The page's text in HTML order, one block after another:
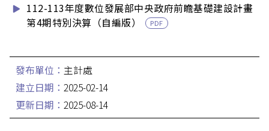
112-113年度數位發展部中央政府前瞻基礎建設計畫
第4期特別決算（自編版）
PDF
發布單位： 主計處
建立日期：2025-02-14
更新日期：2025-08-14